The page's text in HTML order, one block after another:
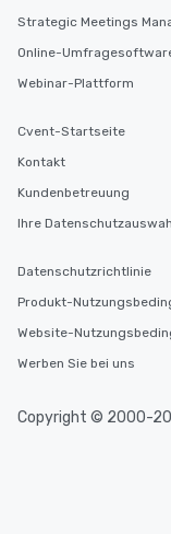
Strategic Meetings
Online-
Webinar-Plattform
Cvent-Startseite
Kontakt
Kundenbetreuung
Ihre
Datenschutzrichtlinie
Produkt-
Website-
Werben Sie bei uns
Copyright © 2000-